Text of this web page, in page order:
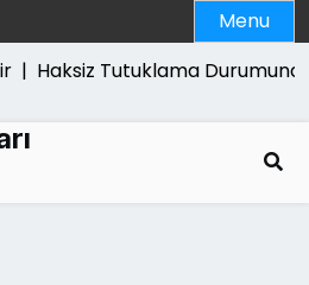
Menu
Haksiz Tutuklama Durumunda